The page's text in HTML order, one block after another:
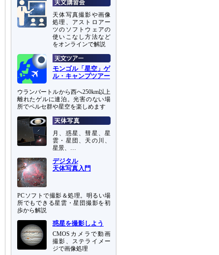
天体写真撮影や画像
処理、アストロアー
ツのソフトウェアの
使いこなし方法など
をオンラインで解説
モンゴル「星空」ゲ
ル・キャンプツアー
ウランバートルから西へ250km以上
離れたゲルに連泊。光害のない場
所でペルセ群や星空を楽しめます
月、惑星、彗星、星
雲・星団、天の川、
星景、…
デジタル
天体写真入門
PCソフトで撮影＆処理。明るい場
所でもできる星雲・星団撮影を初
歩から解説
惑星を撮影しよう
CMOSカメラで動画
撮影、ステライメー
ジで画像処理